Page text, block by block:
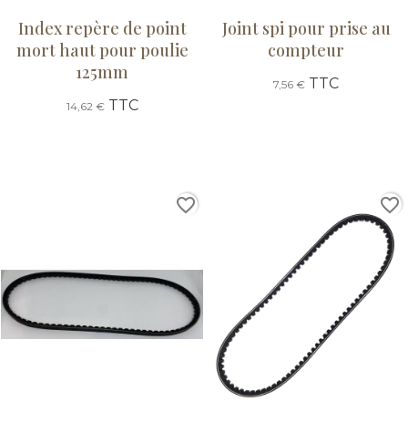
Index repère de point
mort haut pour poulie
125mm
14,62 €TTC
Joint spi pour prise au
compteur
7,56 € TTC
favorite_border favorite_border